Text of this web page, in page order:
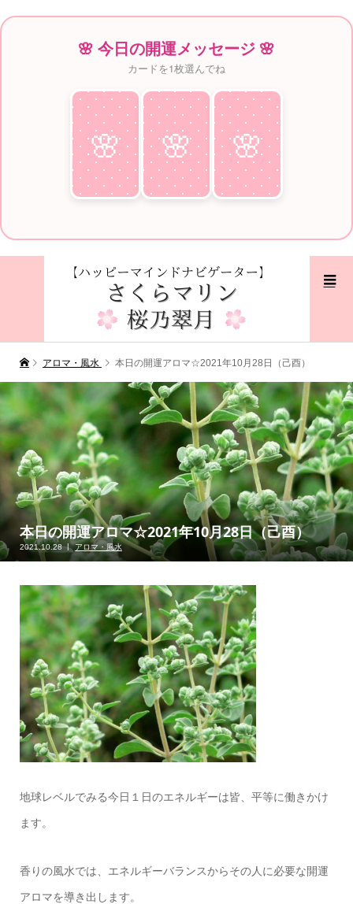
🌸 今日の開運メッセージ 🌸
カードを1枚選んでね
🌸
♥ 🌸
♥ 🌸
♥
アロマ・風水 本日の開運アロマ☆2021年10月28日（己酉）
本日の開運アロマ☆2021年10月28日（己酉）
2021.10.28 アロマ・風水
地球レベルでみる今日１日のエネルギーは皆、平等に働きかけ
ます。
香りの風水では、エネルギーバランスからその人に必要な開運
アロマを導き出します。